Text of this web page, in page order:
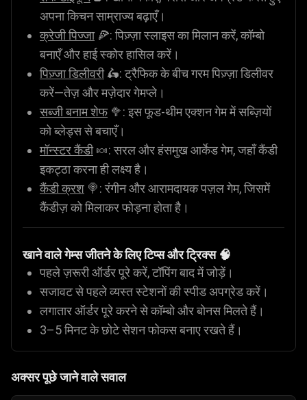
अपना किचन साम्राज्य बढ़ाएँ।
क्रेजी पिज्जा🍕: पिज़्ज़ा स्लाइस का मिलान करें, कॉम्बो
बनाएँ और हाई स्कोर हासिल करें।
पिज़्जा डिलीवरी🛵: ट्रैफिक के बीच गरम पिज़्ज़ा डिलीवर
करें—तेज़ और मज़ेदार गेमप्ले।
सब्जी बनाम शेफ🥦: इस फूड-थीम एक्शन गेम में सब्ज़ियों
को ब्लेड्स से बचाएँ।
मॉन्स्टर कैंडी🍬: सरल और हंसमुख आर्केड गेम, जहाँ कैंडी
इकट्ठा करना ही लक्ष्य है।
कैंडी क्रश 🍭: रंगीन और आरामदायक पज़ल गेम, जिसमें
कैंडीज़ को मिलाकर फोड़ना होता है।
खाने वाले गेम्स जीतने के लिए टिप्स और ट्रिक्स 🧠
पहले ज़रूरी ऑर्डर पूरे करें, टॉपिंग बाद में जोड़ें।
सजावट से पहले व्यस्त स्टेशनों की स्पीड अपग्रेड करें।
लगातार ऑर्डर पूरे करने से कॉम्बो और बोनस मिलते हैं।
3–5 मिनट के छोटे सेशन फोकस बनाए रखते हैं।
अक्सर पूछे जाने वाले सवाल